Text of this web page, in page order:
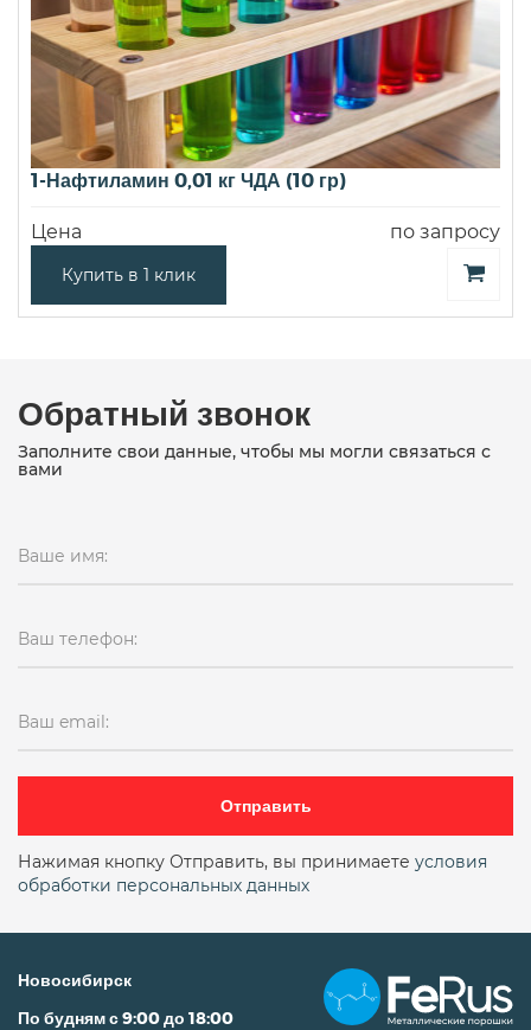
1-Нафтиламин 0,01 кг ЧДА (10 гр)
Цена по запросу
Купить в 1 клик
Обратный звонок
Заполните свои данные, чтобы мы могли связаться с
вами
Ваше имя:
Ваш телефон:
Ваш email:
Отправить
Нажимая кнопку Отправить, вы принимаете условия
обработки персональных данных
Новосибирск
По будням с 9:00 до 18:00